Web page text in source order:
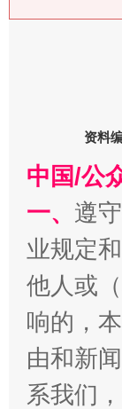
习近
资料
中国/公
一、 遵
业规定
他人或
响的，
由和新
系我们